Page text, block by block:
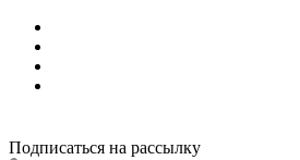
Подписаться на рассылку